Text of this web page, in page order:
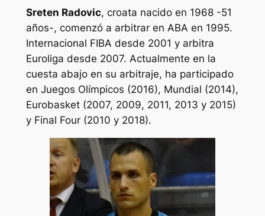
Sreten Radovic, croata nacido en 1968 -51
años-, comenzó a arbitrar en ABA en 1995.
Internacional FIBA desde 2001 y arbitra
Euroliga desde 2007. Actualmente en la
cuesta abajo en su arbitraje, ha participado
en Juegos Olímpicos (2016), Mundial (2014),
Eurobasket (2007, 2009, 2011, 2013 y 2015)
y Final Four (2010 y 2018).